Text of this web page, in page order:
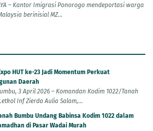
– Kantor Imigrasi Ponorogo mendeportasi warga
berinisial MZ...
HUT ke-23 Jadi Momentum Perkuat
Daerah
3 April 2026 – Komandan Kodim 1022/Tanah
Inf Zierda Aulia Salam,...
Bumbu Undang Babinsa Kodim 1022 dalam
di Pasar Wadai Murah